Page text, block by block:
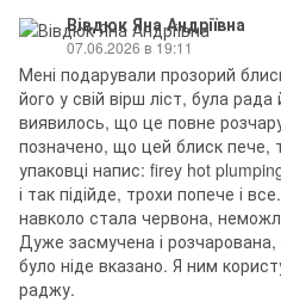
Вівдюк Яна Андріївна
07.06.2026 в 19:11
Мені подарували прозорий
його у свій вірш ліст, була
виявилось, що це повне
позначено, що цей блиск пече,
упаковці напис: firey hot
і так підійде, трохи попече і
навколо стала червона,
Дуже засмучена і
було ніде вказано. Я ним
раджу.